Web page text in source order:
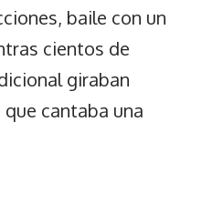
baile con un
cientos de
giraban
cantaba una